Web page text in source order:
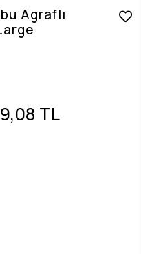
Agraflı
TL